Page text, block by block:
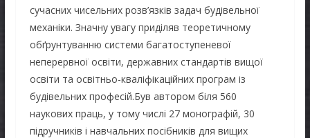
сучасних чисельних розв’язків задач будівельної
механіки. Значну увагу приділяв теоретичному
обґрунтуванню системи багатоступеневої
неперервної освіти, державних стандартів вищої
освіти та освітньо-кваліфікаційних програм із
будівельних професій.Був автором біля 560
наукових праць, у тому числі 27 монографій, 30
підручників і навчальних посібників для вищих